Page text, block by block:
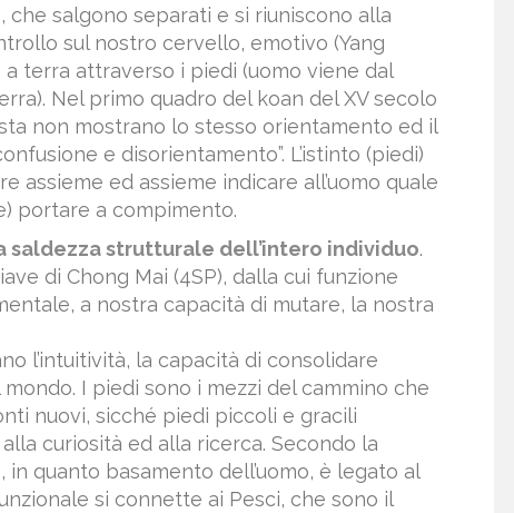
che salgono separati e si riuniscono alla
sul nostro cervello, emotivo (Yang
a terra attraverso i piedi (uomo viene dal
Nel primo quadro del koan del XV secolo
non mostrano lo stesso orientamento ed il
e disorientamento”. L’istinto (piedi)
assieme ed assieme indicare all’uomo quale
portare a compimento.
saldezza strutturale dell’intero individuo.
di Chong Mai (4SP), dalla cui funzione
a nostra capacità di mutare, la nostra
l’intuitività, la capacità di consolidare
I piedi sono i mezzi del cammino che
nuovi, sicché piedi piccoli e gracili
curiosità ed alla ricerca. Secondo la
in quanto basamento dell’uomo, è legato al
si connette ai Pesci, che sono il